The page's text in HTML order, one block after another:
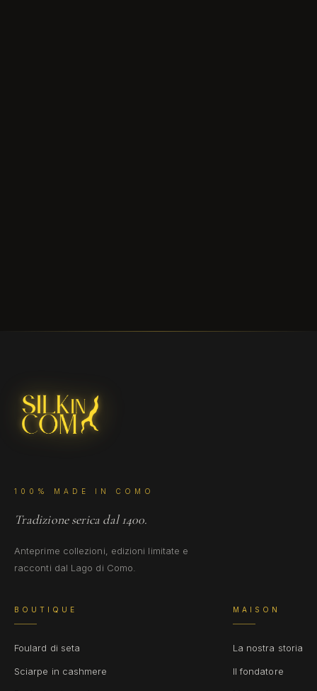
100% MADE IN COMO
Tradizione serica dal 1400.
Anteprime collezioni, edizioni limitate e
racconti dal Lago di Como.
BOUTIQUE
Foulard di seta
Sciarpe in cashmere
MAISON
La nostra storia
Il fondatore